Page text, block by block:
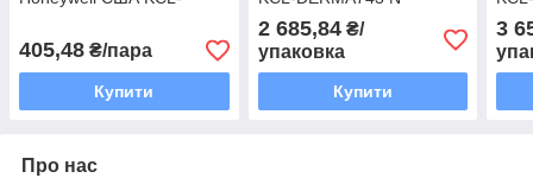
405,48 ₴/пара
Купити
2 685,84₴/
упаковка
Купити
3
Про нас